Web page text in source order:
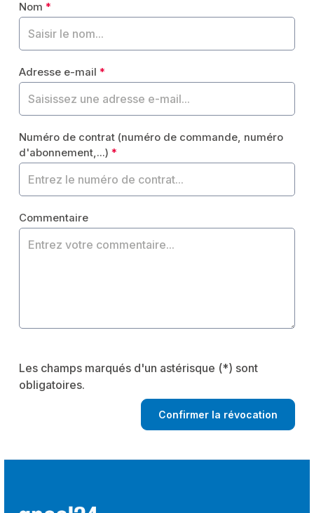
Nom*
Adresse e-mail*
Numéro de contrat (numéro de commande, numéro
d'abonnement,...)*
Commentaire
Les champs marqués d'un astérisque (*) sont
obligatoires.
Confirmer la révocation